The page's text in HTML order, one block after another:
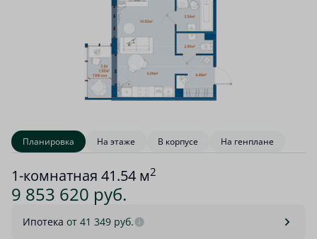
Планировка На этаже В корпусе На генплане
1-комнатная 41.54 м2
9 853 620 руб.
Ипотека от 41 349 руб.